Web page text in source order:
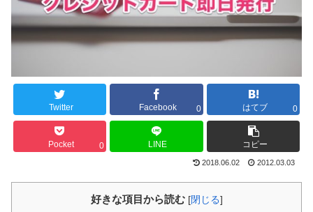
Twitter Facebook 0 はてブ 0
Pocket 0 LINE コピー
2018.06.02 2012.03.03
好きな項目から読む [閉じる]